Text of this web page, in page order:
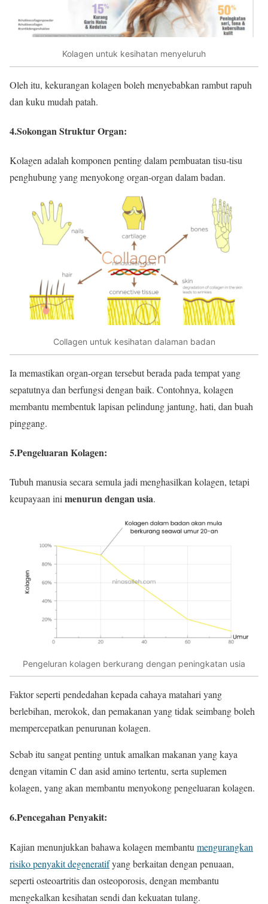
Kolagen untuk kesihatan menyeluruh
Oleh itu, kekurangan kolagen boleh menyebabkan rambut rapuh
dan kuku mudah patah.
4.Sokongan Struktur Organ:
Kolagen adalah komponen penting dalam pembuatan tisu-tisu
penghubung yang menyokong organ-organ dalam badan.
Collagen untuk kesihatan dalaman badan
Ia memastikan organ-organ tersebut berada pada tempat yang
sepatutnya dan berfungsi dengan baik. Contohnya, kolagen
membantu membentuk lapisan pelindung jantung, hati, dan buah
pinggang.
5.Pengeluaran Kolagen:
Tubuh manusia secara semula jadi menghasilkan kolagen, tetapi
keupayaan inimenurun dengan usia.
Pengeluran kolagen berkurang dengan peningkatan usia
Faktor seperti pendedahan kepada cahaya matahari yang
berlebihan, merokok, dan pemakanan yang tidak seimbang boleh
mempercepatkan penurunan kolagen.
Sebab itu sangat penting untuk amalkan makanan yang kaya
dengan vitamin C dan asid amino tertentu, serta suplemen
kolagen, yang akan membantu menyokong pengeluaran kolagen.
6.Pencegahan Penyakit:
Kajian menunjukkan bahawa kolagen membantu mengurangkan
risiko penyakit degeneratifyang berkaitan dengan penuaan,
seperti osteoartritis dan osteoporosis, dengan membantu
mengekalkan kesihatan sendi dan kekuatan tulang.